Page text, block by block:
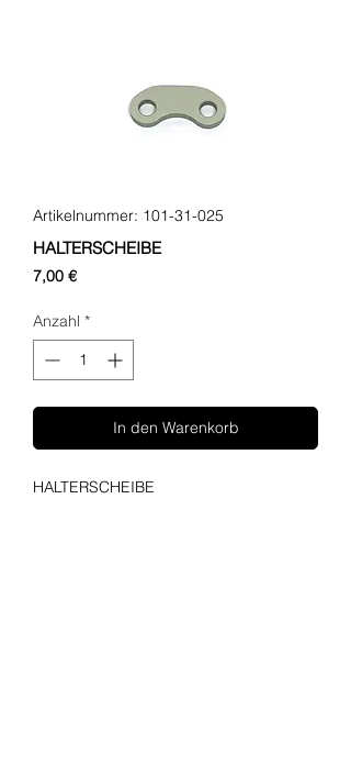
Artikelnummer: 101-31-025
HALTERSCHEIBE
7,00 €Preis
Anzahl *
In den Warenkorb
HALTERSCHEIBE